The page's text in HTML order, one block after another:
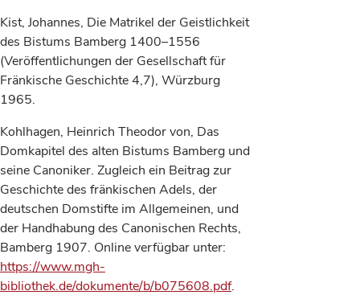
Kist, Johannes, Die Matrikel der Geistlichkeit
des Bistums Bamberg 1400–1556
(Veröffentlichungen der Gesellschaft für
Fränkische Geschichte 4,7), Würzburg
1965.
Kohlhagen, Heinrich Theodor von, Das
Domkapitel des alten Bistums Bamberg und
seine Canoniker. Zugleich ein Beitrag zur
Geschichte des fränkischen Adels, der
deutschen Domstifte im Allgemeinen, und
der Handhabung des Canonischen Rechts,
Bamberg 1907. Online verfügbar unter:
https://www.mgh-
bibliothek.de/dokumente/b/b075608.pdf.